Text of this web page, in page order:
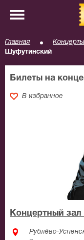
Главная Концерты
Шуфутинский
Билеты на
В избранное
Концертный зал
Рублёво-